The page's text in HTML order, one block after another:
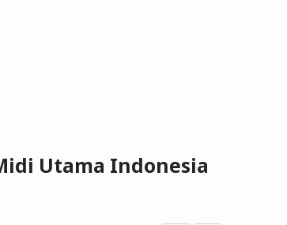
Utama Indonesia